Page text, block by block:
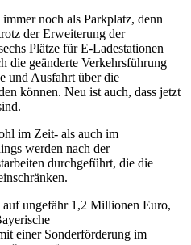
noch als Parkplatz, denn
der Erweiterung der
Plätze für E-Ladestationen
die geänderte Verkehrsführung
und Ausfahrt über die
können. Neu ist auch, dass jetzt
im Zeit- als auch im
werden nach der
durchgeführt, die die
auf ungefähr 1,2 Millionen Euro,
einer Sonderförderung im